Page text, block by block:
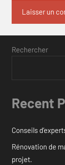
Rechercher
Recent
Conseils
Rénovation de
projet.